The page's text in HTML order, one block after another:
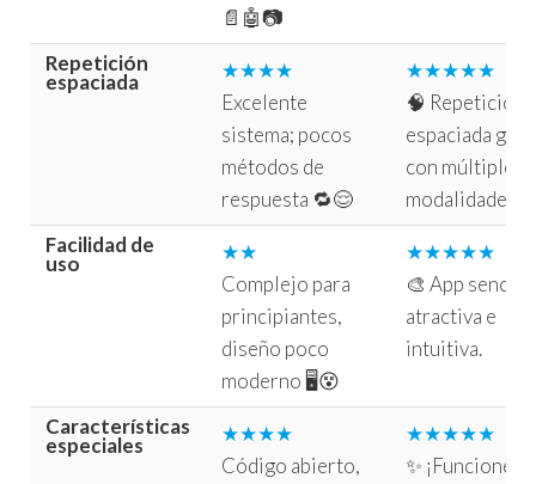
📄🤖📷
Repetición
espaciada
★★★★
Excelente
sistema; pocos
métodos de
respuesta 🔁😌
★★★★★
🧠 Repetición
espaciada
con múltiples
modalidades.
Facilidad de
uso
★★
Complejo para
principiantes,
diseño poco
moderno 🖥️😵
★★★★★
🎨 App
atractiva e
intuitiva.
Características
especiales
★★★★
Código abierto,
★★★★★
✨ ¡Funciones